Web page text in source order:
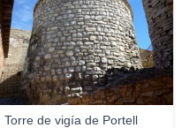
Torre de vigía de Portell